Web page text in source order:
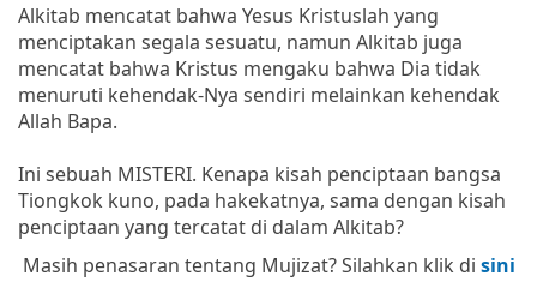
Alkitab mencatat bahwa Yesus Kristuslah yang
menciptakan segala sesuatu, namun Alkitab juga
mencatat bahwa Kristus mengaku bahwa Dia tidak
menuruti kehendak-Nya sendiri melainkan kehendak
Allah Bapa.
Ini sebuah MISTERI. Kenapa kisah penciptaan bangsa
Tiongkok kuno, pada hakekatnya, sama dengan kisah
penciptaan yang tercatat di dalam Alkitab?
Masih penasaran tentang Mujizat? Silahkan klik di sini